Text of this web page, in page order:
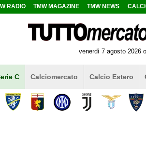
RADIO TMW MAGAZINE TMW NEWS
venerdì 7 agosto 2026
C Calciomercato Calcio Estero